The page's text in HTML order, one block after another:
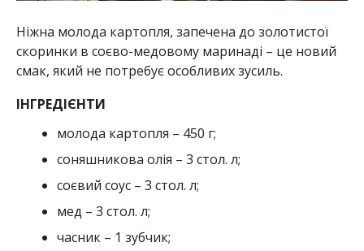
Ніжна молода картопля, запечена до золотистої
скоринки в соєво-медовому маринаді – це новий
смак, який не потребує особливих зусиль.
ІНГРЕДІЄНТИ
молода картопля – 450 г;
соняшникова олія – 3 стол. л;
соєвий соус – 3 стол. л;
мед – 3 стол. л;
часник – 1 зубчик;